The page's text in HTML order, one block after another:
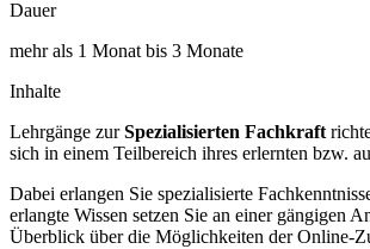
Dauer
mehr als 1 Monat bis 3 Monate
Inhalte
Lehrgänge zurSpezialisierten Fachkraft
sich in einem Teilbereich ihres erlernten bzw.
Dabei erlangen Sie spezialisierte
erlangte Wissen setzen Sie an einer gängigen
Überblick über die Möglichkeiten der Online-